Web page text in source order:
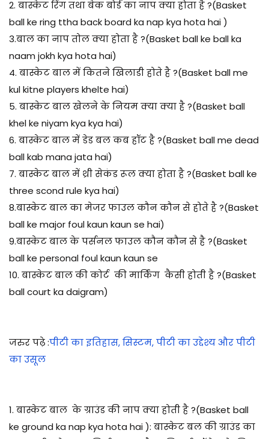
2. बास्केट रिंग तथा बेक बोर्ड का नाप क्या होता है ?(Basket
ball ke ring ttha back board ka nap kya hota hai )
3.बालका नाप तोल क्या होता है ?(Basket ball ke ball ka
naam jokh kya hota hai)
4. बास्केटबालमें कितने खिलाडी होते है ?(Basket ball me
kul kitne players khelte hai)
5. बास्केटबालखेलने के नियम क्या क्या है ?(Basket ball
khel ke niyam kya kya hai)
6. बास्केटबालमें डेड बल कब हॉट है ?(Basket ball me dead
ball kab mana jata hai)
7. बास्केटबालमें थ्री सेकंड रूल क्या होता है ?(Basket ball ke
three scond rule kya hai)
8.बास्केटबालका मेजरफाउलकौन कौन से होते है ?(Basket
ball ke major foul kaun kaun se hai)
9.बास्केटबालके पर्सनल फाउल कौन कौन से है ?(Basket
ball ke personal foul kaun kaun se
10. बास्केटबालकी कोर्ट की मार्किंग कैसी होती है ?(Basket
ball court ka daigram)
जरुर पढ़े :पीटी का इतिहास, सिस्टम, पीटी का उद्देश्य और पीटी
का उसूल
1. बास्केट बाल के ग्राउंड की नाप क्या होती है ?(Basket ball
ke ground ka nap kya hota hai ): बास्केट बल की ग्राउंड का